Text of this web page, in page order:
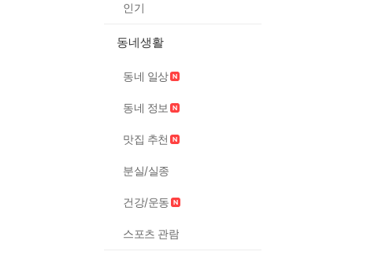
인기
동네생활
동네 일상
동네 정보
맛집 추천
분실/실종
건강/운동
스포츠 관람